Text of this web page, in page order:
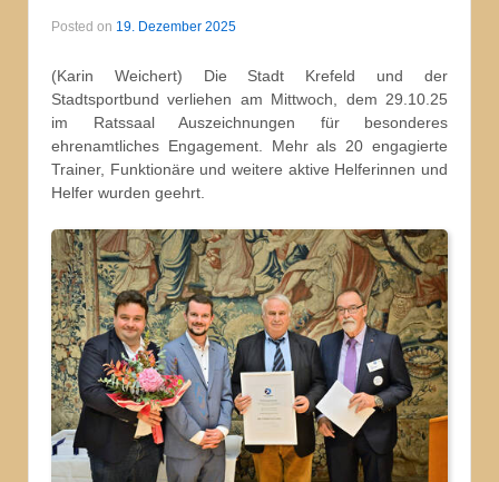
Posted on 19. Dezember 2025
(Karin Weichert) Die Stadt Krefeld und der
Stadtsportbund verliehen am Mittwoch, dem 29.10.25
im Ratssaal Auszeichnungen für besonderes
ehrenamtliches Engagement. Mehr als 20 engagierte
Trainer, Funktionäre und weitere aktive Helferinnen und
Helfer wurden geehrt.